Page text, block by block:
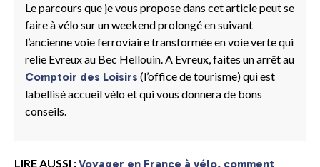
Le parcours que je vous propose dans cet article peut se
faire à vélo sur un weekend prolongé en suivant
l’ancienne voie ferroviaire transformée en voie verte qui
relie Evreux au Bec Hellouin. A Evreux, faites un arrêt au
Comptoir des Loisirs (l’office de tourisme) qui est
labellisé accueil vélo et qui vous donnera de bons
conseils.
LIRE AUSSI :Voyager en France à vélo, comment